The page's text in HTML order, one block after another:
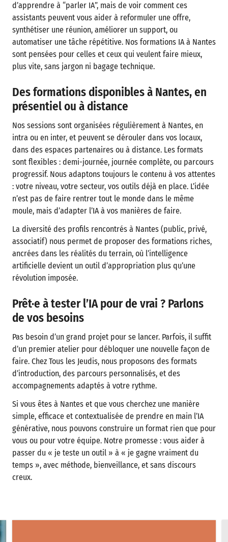
d’apprendre à “parler IA”, mais de voir comment ces
assistants peuvent vous aider à reformuler une offre,
synthétiser une réunion, améliorer un support, ou
automatiser une tâche répétitive. Nos formations IA à Nantes
sont pensées pour celles et ceux qui veulent faire mieux,
plus vite, sans jargon ni bagage technique.
Des formations disponibles à Nantes, en
présentiel ou à distance
Nos sessions sont organisées régulièrement à Nantes, en
intra ou en inter, et peuvent se dérouler dans vos locaux,
dans des espaces partenaires ou à distance. Les formats
sont flexibles : demi-journée, journée complète, ou parcours
progressif. Nous adaptons toujours le contenu à vos attentes
: votre niveau, votre secteur, vos outils déjà en place. L’idée
n’est pas de faire rentrer tout le monde dans le même
moule, mais d’adapter l’IA à vos manières de faire.
La diversité des profils rencontrés à Nantes (public, privé,
associatif) nous permet de proposer des formations riches,
ancrées dans les réalités du terrain, où l’intelligence
artificielle devient un outil d’appropriation plus qu’une
révolution imposée.
Prêt·e à tester l’IA pour de vrai ? Parlons
de vos besoins
Pas besoin d’un grand projet pour se lancer. Parfois, il suffit
d’un premier atelier pour débloquer une nouvelle façon de
faire. Chez Tous les Jeudis, nous proposons des formats
d’introduction, des parcours personnalisés, et des
accompagnements adaptés à votre rythme.
Si vous êtes à Nantes et que vous cherchez une manière
simple, efficace et contextualisée de prendre en main l’IA
générative, nous pouvons construire un format rien que pour
vous ou pour votre équipe. Notre promesse : vous aider à
passer du « je teste un outil » à « je gagne vraiment du
temps », avec méthode, bienveillance, et sans discours
creux.